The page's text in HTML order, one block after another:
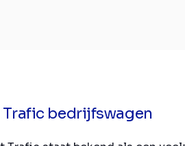
Trafic bedrijfswagen